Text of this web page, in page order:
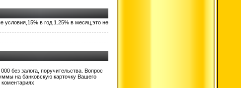
условия,15% в год,1.25% в месяц,это не
без залога, поручительства. Вопрос
на банковскую карточку Вашего